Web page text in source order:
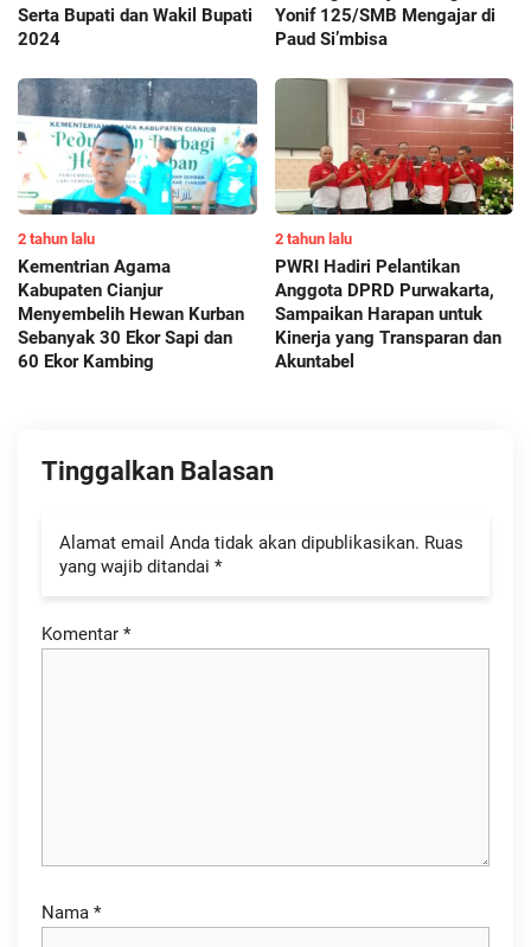
Serta Bupati dan Wakil Bupati
2024
Yonif 125/SMB Mengajar di
Paud Si’mbisa
2 tahun lalu
Kementrian Agama
Kabupaten Cianjur
Menyembelih Hewan Kurban
Sebanyak 30 Ekor Sapi dan
60 Ekor Kambing
2 tahun lalu
PWRI Hadiri Pelantikan
Anggota DPRD Purwakarta,
Sampaikan Harapan untuk
Kinerja yang Transparan dan
Akuntabel
Tinggalkan Balasan
Alamat email Anda tidak akan dipublikasikan. Ruas
yang wajib ditandai *
Komentar *
Nama *